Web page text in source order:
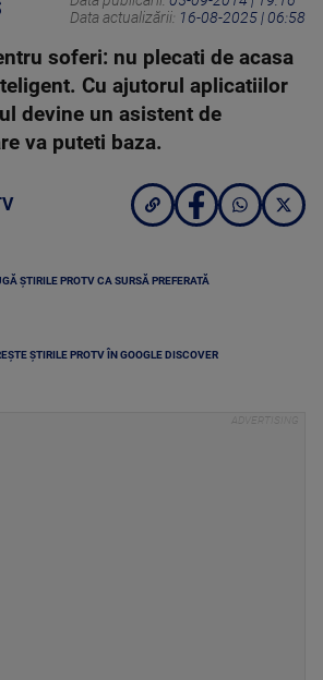
Data actualizării: 16-08-2025 | 06:58
soferi: nu plecati de acasa
Cu ajutorul aplicatiilor
devine un asistent de
va puteti baza.
ȘTIRILE PROTV CA SURSĂ PREFERATĂ
ȘTIRILE PROTV ÎN GOOGLE DISCOVER